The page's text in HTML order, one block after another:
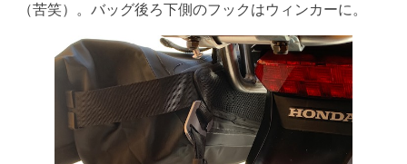
（苦笑）。バッグ後ろ下側のフックはウィンカーに。